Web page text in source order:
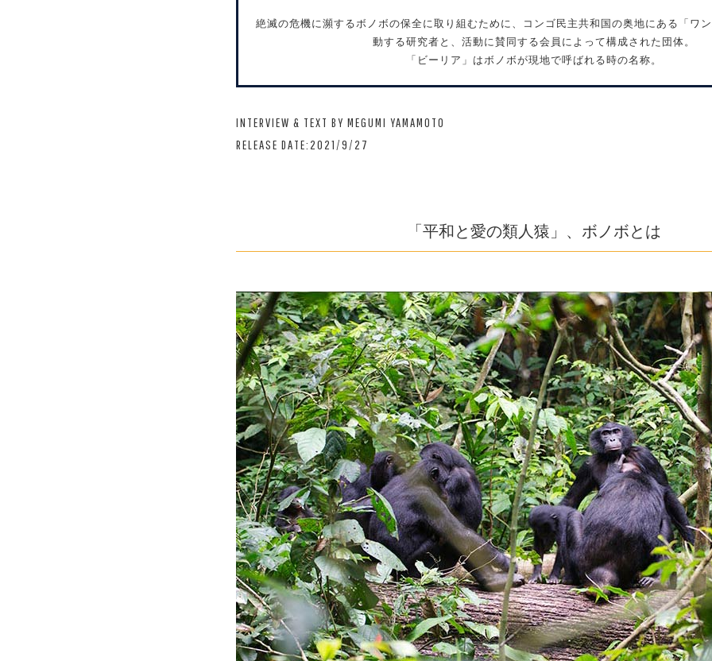
絶滅の危機に瀕するボノボの保全に取り組むために、コンゴ民主共和国の奥地にある「ワ
動する研究者と、活動に賛同する会員によって構成された団体。
「ビーリア」はボノボが現地で呼ばれる時の名称。
INTERVIEW & TEXT BY MEGUMI YAMAMOTO
RELEASE DATE:2021/9/27
「平和と愛の類人猿」、ボノボとは